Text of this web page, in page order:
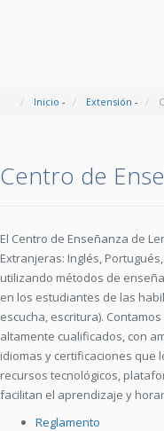
Inicio - Extensión -
Centro de
El Centro de Enseñanza de
Extranjeras: Inglés,
utilizando métodos de
en los estudiantes de las
escucha, escritura).
altamente cualificados, con
idiomas y certificaciones que
recursos tecnológicos,
facilitan el aprendizaje y
Reglamento